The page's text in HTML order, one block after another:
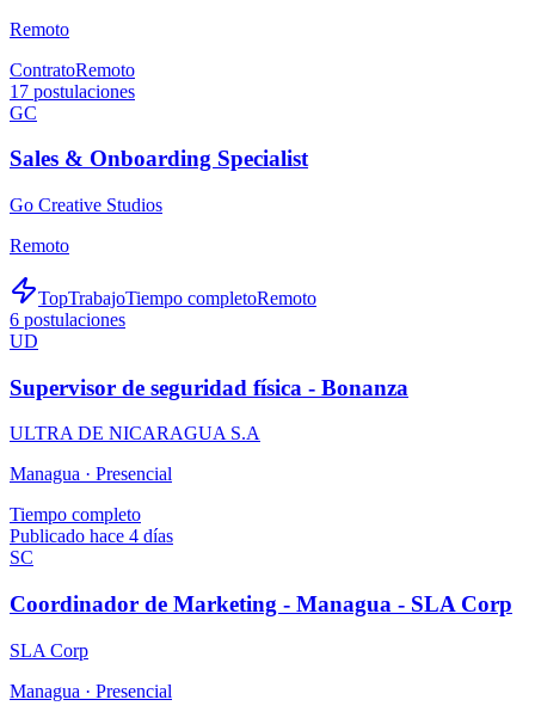
Remoto
ContratoRemoto
17 postulaciones
GC
Sales & Onboarding Specialist
Go Creative Studios
Remoto
TopTrabajoTiempo completoRemoto
6 postulaciones
UD
Supervisor de seguridad física - Bonanza
ULTRA DE NICARAGUA S.A
Managua · Presencial
Tiempo completo
Publicado hace 4 días
SC
Coordinador de Marketing - Managua - SLA Corp
SLA Corp
Managua · Presencial